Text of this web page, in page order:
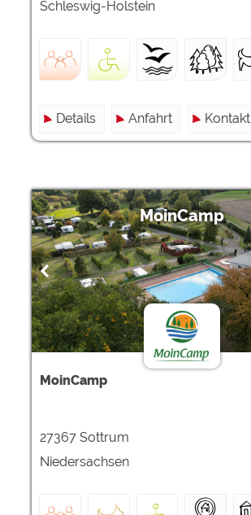
Schleswig-Holstein
Details Anfahrt Kontakt
MoinCamp
MoinCamp
27367 Sottrum
Niedersachsen